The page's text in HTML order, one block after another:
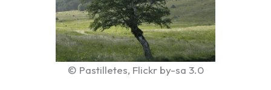
© Pastilletes, Flickr by-sa 3.0